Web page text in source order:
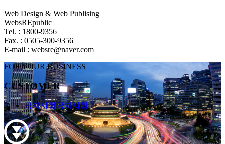
Web Design & Web Publising
WebsREpublic
Tel. : 1800-9356
Fax. : 0505-300-9356
E-mail : websre@naver.com
FOR YOUR BUSINESS
CUSTOMER
공지사항공지사항